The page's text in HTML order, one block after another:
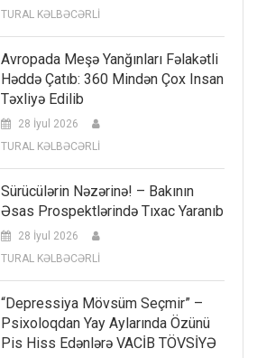
TURAL KƏLBƏCƏRLİ
Avropada Meşə Yanğınları Fəlakətli
Həddə Çatıb: 360 Mindən Çox Insan
Təxliyə Edilib
28 İyul 2026
TURAL KƏLBƏCƏRLİ
Sürücülərin Nəzərinə! – Bakının
Əsas Prospektlərində Tıxac Yaranıb
28 İyul 2026
TURAL KƏLBƏCƏRLİ
“Depressiya Mövsüm Seçmir” –
Psixoloqdan Yay Aylarında Özünü
Pis Hiss Edənlərə VACİB TÖVSİYƏ